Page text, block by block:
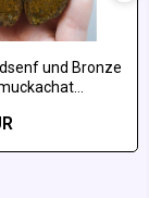
und Bronze